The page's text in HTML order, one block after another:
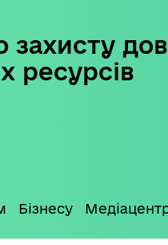
захисту
ресурсів
Бізнесу